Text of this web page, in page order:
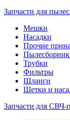
Запчасти для
Мешки
Насадки
Прочие
Трубки
Фильтры
Шланги
Щетки и
Запчасти для СВЧ-